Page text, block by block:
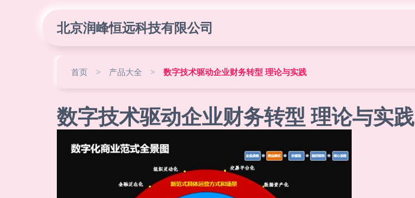
北京润峰恒远科技有限公司
首页 > 产品大全 > 数字技术驱动企业财务转型 理论与实践
数字技术驱动企业财务转型 理论与实践